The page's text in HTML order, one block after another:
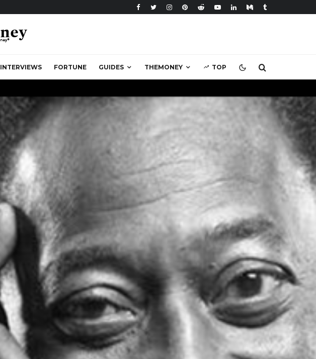
INTERVIEWS FORTUNE GUIDES THEMONEY TOP